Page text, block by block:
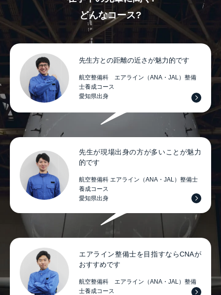
どんなコース?
先生方との距離の近さが魅力的です
航空整備科 エアライン（ANA・JAL）整備
士養成コース
愛知県出身
先生が現場出身の方が多いことが魅力
的です
航空整備科 エアライン（ANA・JAL）整備士
養成コース
愛知県出身
エアライン整備士を目指すならCNAが
おすすめです
航空整備科 エアライン（ANA・JAL）整備
士養成コース